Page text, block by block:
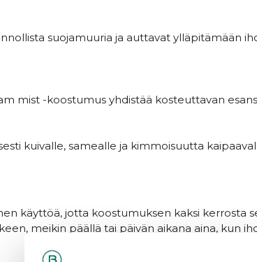
suojamuuria ja auttavat ylläpitämään
mist -koostumus yhdistää kosteuttavan
kuivalle, samealle ja kimmoisuutta
käyttöä, jotta koostumuksen kaksi kerrosta
meikin päällä tai päivän aikana aina, kun